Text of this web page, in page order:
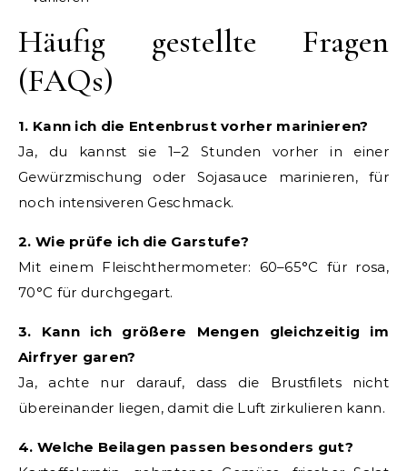
Häufig gestellte Fragen
(FAQs)
1. Kann ich die Entenbrust vorher marinieren?
Ja, du kannst sie 1–2 Stunden vorher in einer
Gewürzmischung oder Sojasauce marinieren, für
noch intensiveren Geschmack.
2. Wie prüfe ich die Garstufe?
Mit einem Fleischthermometer: 60–65°C für rosa,
70°C für durchgegart.
3. Kann ich größere Mengen gleichzeitig im
Airfryer garen?
Ja, achte nur darauf, dass die Brustfilets nicht
übereinander liegen, damit die Luft zirkulieren kann.
4. Welche Beilagen passen besonders gut?